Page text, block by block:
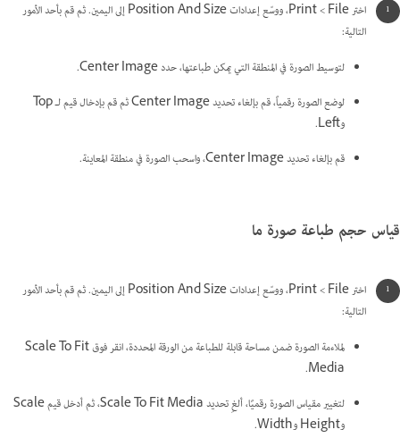
اختر File >‏ Print، ووسّع إعدادات Position And Size إلى اليمين. ثم قم بأحد الأمور
التالية:
لتوسيط الصورة في المنطقة التي يمكن طباعتها، حدد Center Image.
لوضع الصورة رقمياً، قم بإلغاء تحديد Center Image ثم قم بإدخال قيم لـ Top
وLeft.
قم بإلغاء تحديد Center Image، واسحب الصورة في منطقة المعاينة.
قياس حجم طباعة صورة ما
اختر File >‏ Print، ووسّع إعدادات Position And Size إلى اليمين. ثم قم بأحد الأمور
التالية:
لملاءمة الصورة ضمن مساحة قابلة للطباعة من الورقة المحددة، انقر فوق Scale To Fit
Media.
لتغيير مقياس الصورة رقميًا، ألغِ تحديد Scale To Fit Media، ثم أدخل قيم Scale
وHeight وWidth.